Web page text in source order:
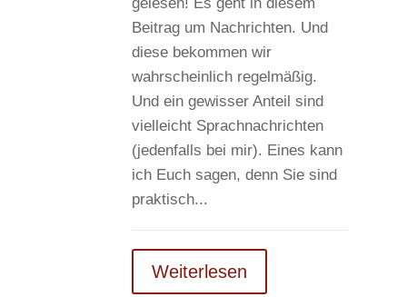
Beitrag um Nachrichten. Und
diese bekommen wir
wahrscheinlich regelmäßig.
Und ein gewisser Anteil sind
vielleicht Sprachnachrichten
(jedenfalls bei mir). Eines kann
ich Euch sagen, denn Sie sind
praktisch...
Weiterlesen